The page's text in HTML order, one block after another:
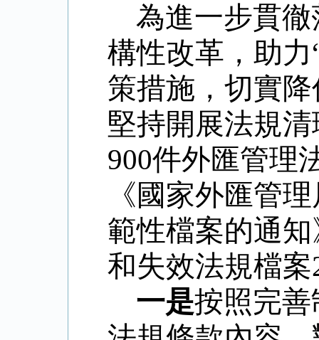
為進一步貫徹
構性改革，助力
策措施，切實
堅持開展法規
900件外匯管理
《國家外匯管
範性檔案的通知
和失效法規檔案
一是按照完